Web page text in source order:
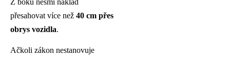
Z boku nesmí náklad
přesahovat více než 40 cm přes
obrys vozidla.
Ačkoli zákon nestanovuje